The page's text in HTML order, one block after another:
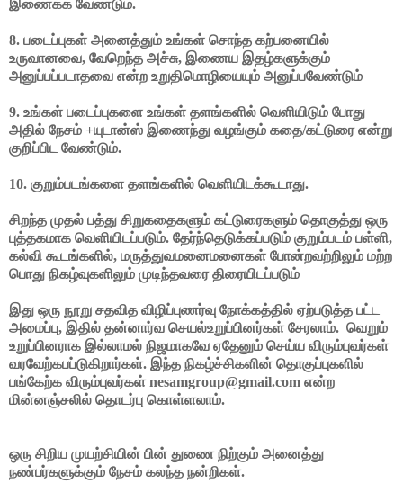
இணைக்க வேண்டும்.
8. படைப்புகள் அனைத்தும் உங்கள் சொந்த கற்பனையில்
உருவானவை, வேறெந்த அச்சு, இணைய இதழ்களுக்கும்
அனுப்பப்படாதவை என்ற உறுதிமொழியையும் அனுப்பவேண்டும்
9. உங்கள் படைப்புகளை உங்கள் தளங்களில் வெளியிடும் போது
அதில் நேசம் +யுடான்ஸ் இணைந்து வழங்கும் கதை/கட்டுரை என்று
குறிப்பிட வேண்டும்.
10. குறும்படங்களை தளங்களில் வெளியிடக்கூடாது.
சிறந்த முதல் பத்து சிறுகதைகளும் கட்டுரைகளும் தொகுத்து ஒரு
புத்தகமாக வெளியிடப்படும். தேர்ந்தெடுக்கப்படும் குறும்படம் பள்ளி,
கல்வி கூடங்களில், மருத்துவமனைமனைகள் போன்றவற்றிலும் மற்ற
பொது நிகழ்வுகளிலும் முடிந்தவரை திரையிடப்படும்
இது ஒரு நூறு சதவித விழிப்புணர்வு நோக்கத்தில் ஏற்படுத்த பட்ட
அமைப்பு, இதில் தன்னார்வ செயல்உறுப்பினர்கள் சேரலாம். வெறும்
உறுப்பினராக இல்லாமல் நிஜமாகவே ஏதேனும் செய்ய விரும்புவர்கள்
வரவேற்கபப்டுகிறார்கள். இந்த நிகழ்ச்சிகளின் தொகுப்புகளில்
பங்கேற்க விரும்புவர்கள் nesamgroup@gmail.com என்ற
மின்னஞ்சலில் தொடர்பு கொள்ளலாம்.
ஒரு சிறிய முயற்சியின் பின் துணை நிற்கும் அனைத்து
நண்பர்களுக்கும் நேசம் கலந்த நன்றிகள்.